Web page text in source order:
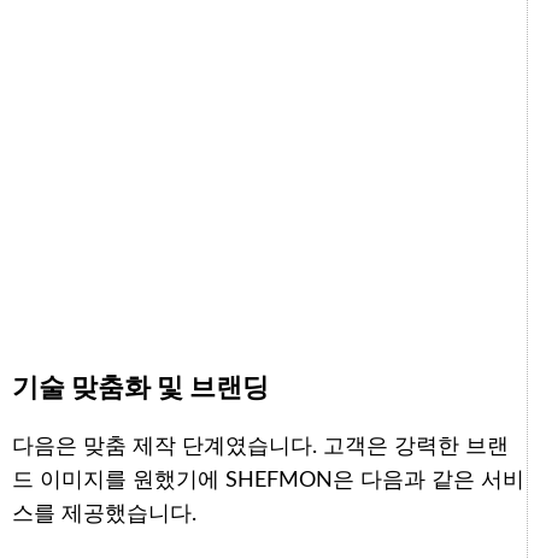
기술 맞춤화 및 브랜딩
다음은 맞춤 제작 단계였습니다. 고객은 강력한 브랜
드 이미지를 원했기에 SHEFMON은 다음과 같은 서비
스를 제공했습니다.